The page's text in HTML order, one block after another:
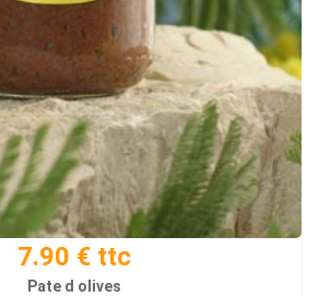
7.90 € ttc
Pate d olives